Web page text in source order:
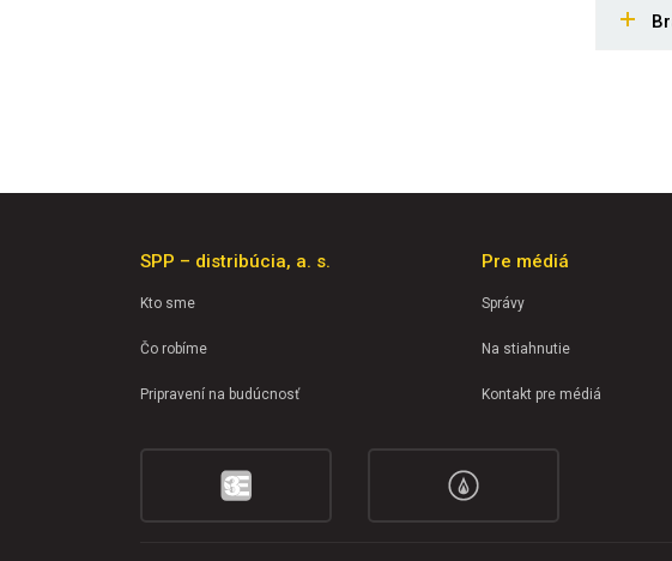
SPP – distribúcia, a. s.
Kto sme
Čo robíme
Pripravení na budúcnosť
Pre médiá
Správy
Na stiahnutie
Kontakt pre médiá